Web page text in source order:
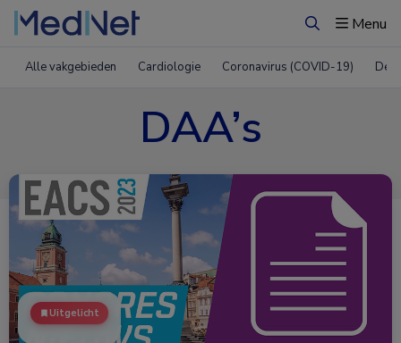
ZoekenMenu
Alle vakgebieden Cardiologie Coronavirus (COVID-19)
DAA’s
Uitgelicht